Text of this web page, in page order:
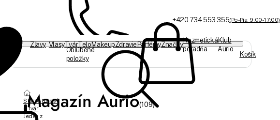
+420 734 553 355(Po-Pia: 9:00 - 17:00)
Obľúbené
položky
Košík
Zľavy VlasyTvárTeloMakeupZdravieParfémyZnačky
Kozmetická
poradňa
Klub
Aurio
Starostlivosť
o tvár
Jeden z
Magazín Aurio(109)